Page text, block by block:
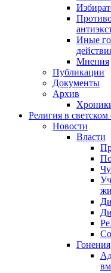
Иные
Мнения
Публикации
Документы
Архив
Религия в
Новости
Власти
Гонения